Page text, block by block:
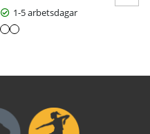
1-5 arbetsdagar